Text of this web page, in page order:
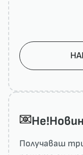
Получаваш